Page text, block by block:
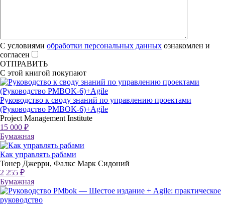
С условиями обработки персональных данных ознакомлен и
согласен
ОТПРАВИТЬ
С этой книгой покупают
Руководство к своду знаний по управлению проектами
(Руководство PMBOK-6)+Аgile
Project Management Institute
15 000 ₽
Бумажная
Как управлять рабами
Тонер Джерри, Фалкс Марк Сидоний
2 255 ₽
Бумажная